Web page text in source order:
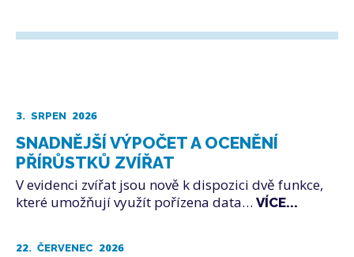
3. SRPEN 2026
SNADNĚJŠÍ VÝPOČET A OCENĚNÍ
PŘÍRŮSTKŮ ZVÍŘAT
V evidenci zvířat jsou nově k dispozici dvě funkce,
které umožňují využít pořízena data… VÍCE...
22. ČERVENEC 2026